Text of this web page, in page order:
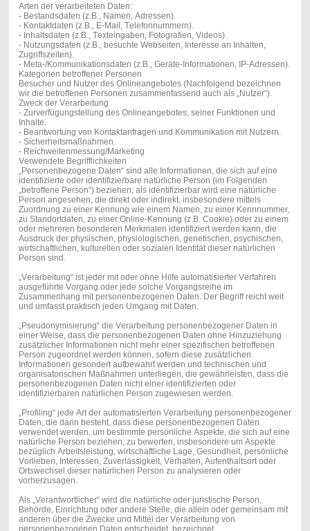
Arten der verarbeiteten Daten:
- Bestandsdaten (z.B., Namen, Adressen).
- Kontaktdaten (z.B., E-Mail, Telefonnummern).
- Inhaltsdaten (z.B., Texteingaben, Fotografien, Videos).
- Nutzungsdaten (z.B., besuchte Webseiten, Interesse an Inhalten,
Zugriffszeiten).
- Meta-/Kommunikationsdaten (z.B., Geräte-Informationen, IP-Adressen).
Kategorien betroffener Personen
Besucher und Nutzer des Onlineangebotes (Nachfolgend bezeichnen
wir die betroffenen Personen zusammenfassend auch als „Nutzer“).
Zweck der Verarbeitung
- Zurverfügungstellung des Onlineangebotes, seiner Funktionen und
Inhalte.
- Beantwortung von Kontaktanfragen und Kommunikation mit Nutzern.
- Sicherheitsmaßnahmen.
- Reichweitenmessung/Marketing
Verwendete Begrifflichkeiten
„Personenbezogene Daten“ sind alle Informationen, die sich auf eine
identifizierte oder identifizierbare natürliche Person (im Folgenden
„betroffene Person“) beziehen; als identifizierbar wird eine natürliche
Person angesehen, die direkt oder indirekt, insbesondere mittels
Zuordnung zu einer Kennung wie einem Namen, zu einer Kennnummer,
zu Standortdaten, zu einer Online-Kennung (z.B. Cookie) oder zu einem
oder mehreren besonderen Merkmalen identifiziert werden kann, die
Ausdruck der physischen, physiologischen, genetischen, psychischen,
wirtschaftlichen, kulturellen oder sozialen Identität dieser natürlichen
Person sind.
„Verarbeitung“ ist jeder mit oder ohne Hilfe automatisierter Verfahren
ausgeführte Vorgang oder jede solche Vorgangsreihe im
Zusammenhang mit personenbezogenen Daten. Der Begriff reicht weit
und umfasst praktisch jeden Umgang mit Daten.
„Pseudonymisierung“ die Verarbeitung personenbezogener Daten in
einer Weise, dass die personenbezogenen Daten ohne Hinzuziehung
zusätzlicher Informationen nicht mehr einer spezifischen betroffenen
Person zugeordnet werden können, sofern diese zusätzlichen
Informationen gesondert aufbewahrt werden und technischen und
organisatorischen Maßnahmen unterliegen, die gewährleisten, dass die
personenbezogenen Daten nicht einer identifizierten oder
identifizierbaren natürlichen Person zugewiesen werden.
„Profiling“ jede Art der automatisierten Verarbeitung personenbezogener
Daten, die darin besteht, dass diese personenbezogenen Daten
verwendet werden, um bestimmte persönliche Aspekte, die sich auf eine
natürliche Person beziehen, zu bewerten, insbesondere um Aspekte
bezüglich Arbeitsleistung, wirtschaftliche Lage, Gesundheit, persönliche
Vorlieben, Interessen, Zuverlässigkeit, Verhalten, Aufenthaltsort oder
Ortswechsel dieser natürlichen Person zu analysieren oder
vorherzusagen.
Als „Verantwortlicher“ wird die natürliche oder juristische Person,
Behörde, Einrichtung oder andere Stelle, die allein oder gemeinsam mit
anderen über die Zwecke und Mittel der Verarbeitung von
personenbezogenen Daten entscheidet, bezeichnet.